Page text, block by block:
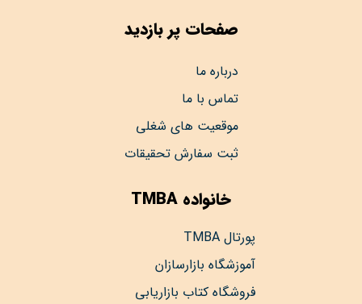
صفحات پر بازدید
درباره ما
تماس با ما
موقعیت های شغلی
ثبت سفارش تحقیقات
خانواده TMBA
پورتال TMBA
آموزشگاه بازارسازان
فروشگاه کتاب بازاریابی